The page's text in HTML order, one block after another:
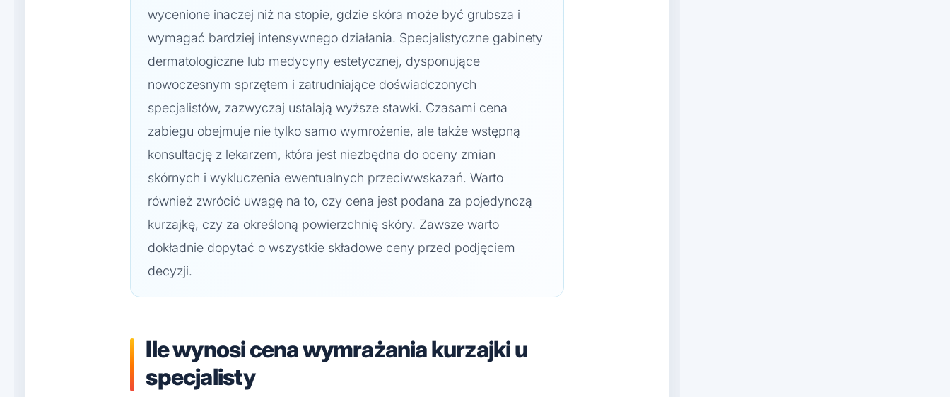
wycenione inaczej niż na stopie, gdzie skóra może być grubsza i
wymagać bardziej intensywnego działania. Specjalistyczne gabinety
dermatologiczne lub medycyny estetycznej, dysponujące
nowoczesnym sprzętem i zatrudniające doświadczonych
specjalistów, zazwyczaj ustalają wyższe stawki. Czasami cena
zabiegu obejmuje nie tylko samo wymrożenie, ale także wstępną
konsultację z lekarzem, która jest niezbędna do oceny zmian
skórnych i wykluczenia ewentualnych przeciwwskazań. Warto
również zwrócić uwagę na to, czy cena jest podana za pojedynczą
kurzajkę, czy za określoną powierzchnię skóry. Zawsze warto
dokładnie dopytać o wszystkie składowe ceny przed podjęciem
decyzji.
Ile wynosi cena wymrażania kurzajki u
specjalisty